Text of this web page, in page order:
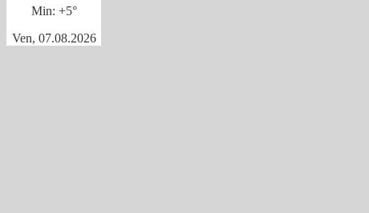
Min: +5°
Ven, 07.08.2026